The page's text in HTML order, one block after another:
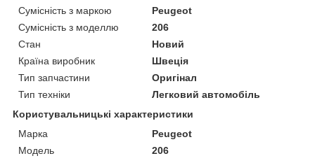
Сумісність з маркою
Peugeot
Сумісність з моделлю
206
Стан
Новий
Країна виробник
Швеція
Тип запчастини
Оригінал
Тип техніки
Легковий автомобіль
Користувальницькі характеристики
Марка
Peugeot
Мoдель
206